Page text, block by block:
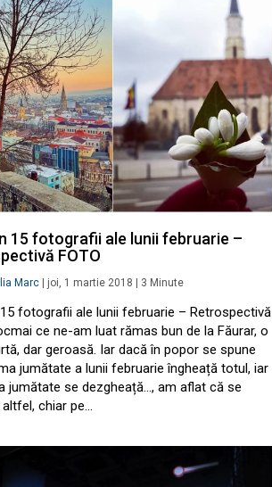
15 fotografii ale lunii februarie –
FOTO
Marc joi, 1 martie 2018 3 Minute
fotografii ale lunii februarie – Retrospectivă
ce ne-am luat rămas bun de la Făurar, o
dar geroasă. Iar dacă în popor se spune
jumătate a lunii februarie îngheață totul, iar
jumătate se dezgheață…, am aflat că se
chiar pe…